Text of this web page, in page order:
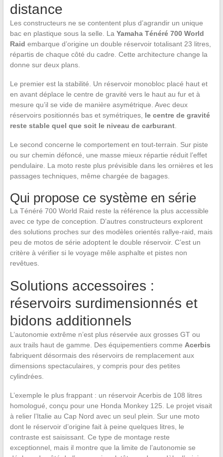
distance
Les constructeurs ne se contentent plus d’agrandir un unique
bac en plastique sous la selle. La Yamaha Ténéré 700 World
Raid embarque d’origine un double réservoir totalisant 23 litres,
répartis de chaque côté du cadre. Cette architecture change la
donne sur deux plans.
Le premier est la stabilité. Un réservoir monobloc placé haut et
en avant déplace le centre de gravité vers le haut au fur et à
mesure qu’il se vide de manière asymétrique. Avec deux
réservoirs positionnés bas et symétriques, le centre de gravité
reste stable quel que soit le niveau de carburant.
Le second concerne le comportement en tout-terrain. Sur piste
ou sur chemin défoncé, une masse mieux répartie réduit l’effet
pendulaire. La moto reste plus prévisible dans les ornières et les
passages techniques, même chargée de bagages.
Qui propose ce système en série
La Ténéré 700 World Raid reste la référence la plus accessible
avec ce type de conception. D’autres constructeurs explorent
des solutions proches sur des modèles orientés rallye-raid, mais
peu de motos de série adoptent le double réservoir. C’est un
critère à vérifier si le voyage mêle asphalte et pistes non
revêtues.
Solutions accessoires :
réservoirs surdimensionnés et
bidons additionnels
L’autonomie extrême n’est plus réservée aux grosses GT ou
aux trails haut de gamme. Des équipementiers comme Acerbis
fabriquent désormais des réservoirs de remplacement aux
dimensions spectaculaires, y compris pour des petites
cylindrées.
L’exemple le plus frappant : un réservoir Acerbis de 108 litres
homologué, conçu pour une Honda Monkey 125. Le projet visait
à relier l’Italie au Cap Nord avec un seul plein. Sur une moto
dont le réservoir d’origine fait à peine quelques litres, le
contraste est saisissant. Ce type de montage reste
exceptionnel, mais il montre que la limite de l’autonomie se